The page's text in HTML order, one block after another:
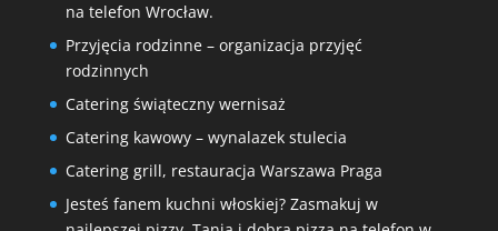
na telefon Wrocław.
Przyjęcia rodzinne – organizacja przyjęć
rodzinnych
Catering świąteczny wernisaż
Catering kawowy – wynalazek stulecia
Catering grill, restauracja Warszawa Praga
Jesteś fanem kuchni włoskiej? Zasmakuj w